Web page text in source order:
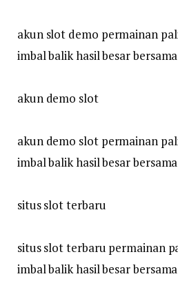
akun slot demo permainan
imbal balik hasil besar
akun demo slot
akun demo slot permainan
imbal balik hasil besar
situs slot terbaru
situs slot terbaru permainan
imbal balik hasil besar